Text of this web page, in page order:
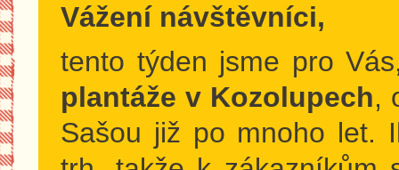
Vážení návštěvníci,
tento týden jsme pro
plantáže v Kozolupech,
Sašou již po mnoho let.